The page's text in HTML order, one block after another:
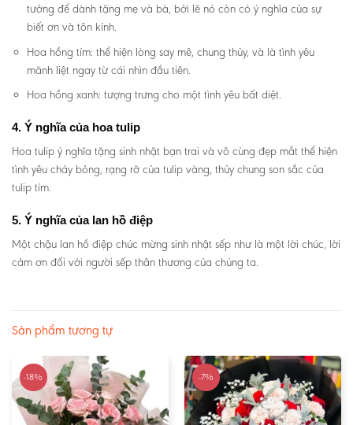
tưởng để dành tặng mẹ và bà, bởi lẽ nó còn có ý nghĩa của sự
biết ơn và tôn kính.
Hoa hồng tím: thể hiện lòng say mê, chung thủy, và là tình yêu
mãnh liệt ngay từ cái nhìn đầu tiên.
Hoa hồng xanh: tượng trưng cho một tình yêu bất diệt.
4. Ý nghĩa của hoa tulip
Hoa tulip ý nghĩa tặng sinh nhật bạn trai và vô cùng đẹp mắt thể hiện
tình yêu cháy bỏng, rạng rỡ của tulip vàng, thủy chung son sắc của
tulip tím.
5. Ý nghĩa của lan hồ điệp
Một chậu lan hồ điệp chúc mừng sinh nhật sếp như là một lời chúc, lời
cảm ơn đối với người sếp thân thương của chúng ta.
Sản phẩm tương tự
-18% -7%